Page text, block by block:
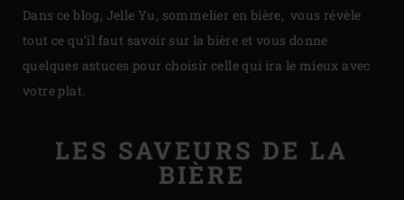
Dans ce blog, Jelle Yu, sommelier en bière, vous révèle
tout ce qu’il faut savoir sur la bière et vous donne
quelques astuces pour choisir celle qui ira le mieux avec
votre plat.
LES SAVEURS DE LA
BIÈRE